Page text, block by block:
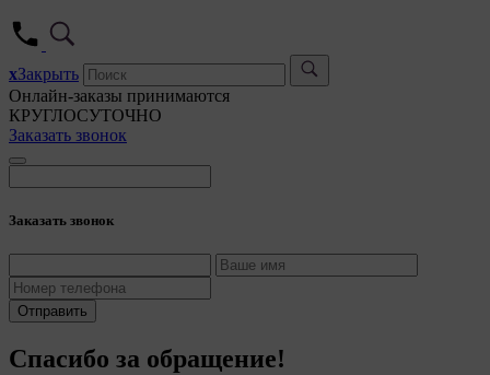
xЗакрыть
Онлайн-заказы принимаются
КРУГЛОСУТОЧНО
Заказать звонок
Заказать звонок
Отправить
Спасибо за обращение!